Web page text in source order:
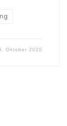
Oktober 2020